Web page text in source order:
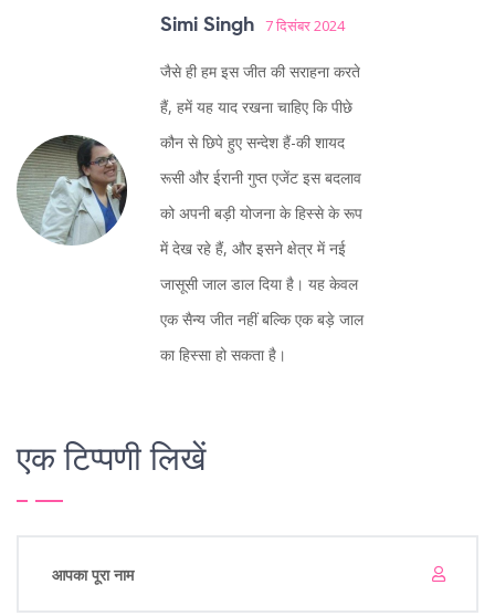
Simi Singh 7 दिसंबर 2024
जैसे ही हम इस जीत की सराहना करते
हैं, हमें यह याद रखना चाहिए कि पीछे
कौन से छिपे हुए सन्देश हैं-की शायद
रूसी और ईरानी गुप्त एजेंट इस बदलाव
को अपनी बड़ी योजना के हिस्से के रूप
में देख रहे हैं, और इसने क्षेत्र में नई
जासूसी जाल डाल दिया है। यह केवल
एक सैन्य जीत नहीं बल्कि एक बड़े जाल
का हिस्सा हो सकता है।
एक टिप्पणी लिखें